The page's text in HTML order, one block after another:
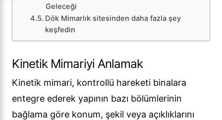
Geleceği
Dök Mimarlık sitesinden daha fazla şey
keşfedin
Kinetik Mimariyi Anlamak
Kinetik mimari, kontrollü hareketi binalara
entegre ederek yapının bazı bölümlerinin
bağlama göre konum, şekil veya açıklıklarını